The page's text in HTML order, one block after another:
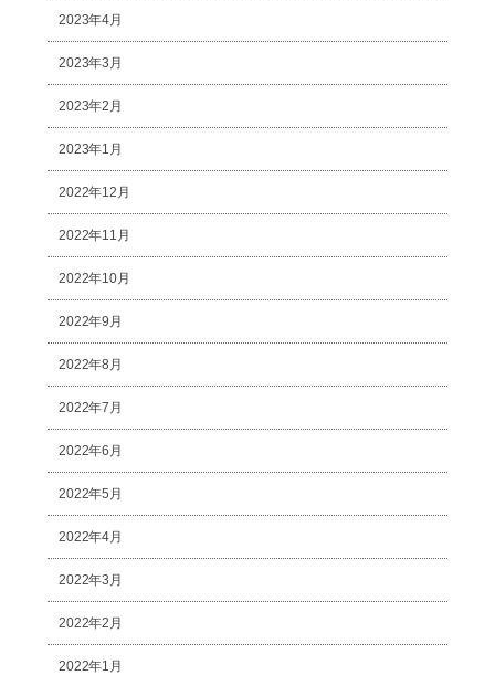
2023年4月
2023年3月
2023年2月
2023年1月
2022年12月
2022年11月
2022年10月
2022年9月
2022年8月
2022年7月
2022年6月
2022年5月
2022年4月
2022年3月
2022年2月
2022年1月